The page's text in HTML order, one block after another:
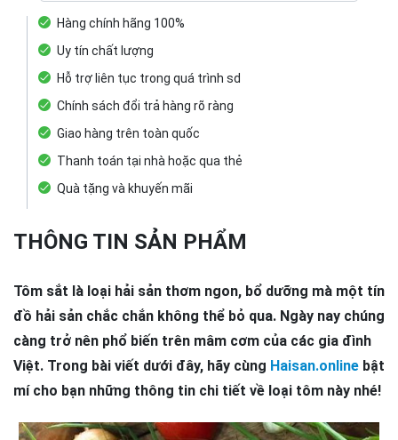
Hàng chính hãng 100%
Uy tín chất lượng
Hỗ trợ liên tục trong quá trình sd
Chính sách đổi trả hàng rõ ràng
Giao hàng trên toàn quốc
Thanh toán tại nhà hoặc qua thẻ
Quà tặng và khuyến mãi
THÔNG TIN SẢN PHẨM
Tôm sắt là loại hải sản thơm ngon, bổ dưỡng mà một tín
đồ hải sản chắc chắn không thể bỏ qua. Ngày nay chúng
càng trở nên phổ biến trên mâm cơm của các gia đình
Việt. Trong bài viết dưới đây, hãy cùng Haisan.online bật
mí cho bạn những thông tin chi tiết về loại tôm này nhé!